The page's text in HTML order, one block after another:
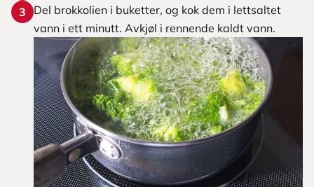
3
Del brokkolien i buketter, og kok dem i lettsaltet
vann i ett minutt. Avkjøl i rennende kaldt vann.